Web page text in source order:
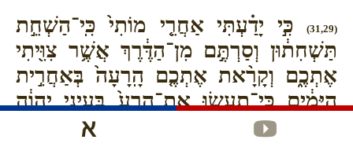
(31,29)
כִּ֣י יָדַ֗עְתִּי אַחֲרֵ֤י מוֹתִי֙ כִּֽי־הַשְׁחֵ֣ת
תַּשְׁחִת֔וּן וְסַרְתֶּ֣ם מִן־הַדֶּ֔רֶךְ אֲשֶׁ֥ר צִוִּ֖יתִי
אֶתְכֶ֑ם וְקָרָ֨את אֶתְכֶ֤ם הָֽרָעָה֙ בְּאַחֲרִ֣ית
הַיָּמִ֔ים כִּֽי־תַעֲשׂ֤וּ אֶת־הָרַע֙ בְּעֵינֵ֣י יְהוָ֔ה
לְהַכְעִיס֖וֹ בְּמַעֲשֵׂ֥ה יְדֵיכֶֽם׃